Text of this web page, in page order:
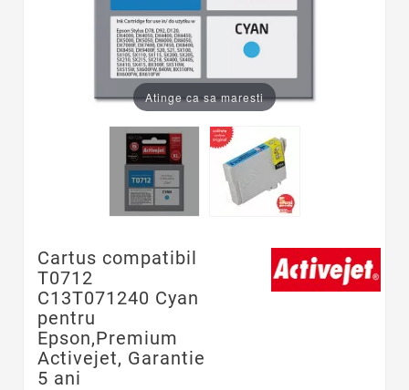
Atinge ca sa maresti
Cartus compatibil
T0712
C13T071240 Cyan
pentru
Epson,Premium
Activejet, Garantie
5 ani